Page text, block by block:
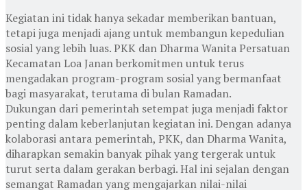
Kegiatan ini tidak hanya sekadar memberikan bantuan,
tetapi juga menjadi ajang untuk membangun kepedulian
sosial yang lebih luas. PKK dan Dharma Wanita Persatuan
Kecamatan Loa Janan berkomitmen untuk terus
mengadakan program-program sosial yang bermanfaat
bagi masyarakat, terutama di bulan Ramadan.
Dukungan dari pemerintah setempat juga menjadi faktor
penting dalam keberlanjutan kegiatan ini. Dengan adanya
kolaborasi antara pemerintah, PKK, dan Dharma Wanita,
diharapkan semakin banyak pihak yang tergerak untuk
turut serta dalam gerakan berbagi. Hal ini sejalan dengan
semangat Ramadan yang mengajarkan nilai-nilai